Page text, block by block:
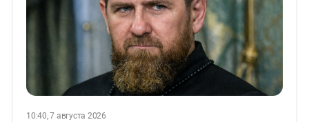
10:40, 7 августа 2026